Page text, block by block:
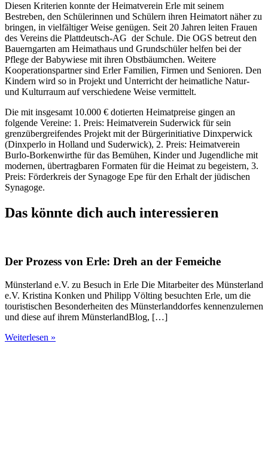
Diesen Kriterien konnte der Heimatverein Erle mit seinem
Bestreben, den Schülerinnen und Schülern ihren Heimatort näher zu
bringen, in vielfältiger Weise genügen. Seit 20 Jahren leiten Frauen
des Vereins die Plattdeutsch-AG der Schule. Die OGS betreut den
Bauerngarten am Heimathaus und Grundschüler helfen bei der
Pflege der Babywiese mit ihren Obstbäumchen. Weitere
Kooperationspartner sind Erler Familien, Firmen und Senioren. Den
Kindern wird so in Projekt und Unterricht der heimatliche Natur-
und Kulturraum auf verschiedene Weise vermittelt.
Die mit insgesamt 10.000 € dotierten Heimatpreise gingen an
folgende Vereine: 1. Preis: Heimatverein Suderwick für sein
grenzübergreifendes Projekt mit der Bürgerinitiative Dinxperwick
(Dinxperlo in Holland und Suderwick), 2. Preis: Heimatverein
Burlo-Borkenwirthe für das Bemühen, Kinder und Jugendliche mit
modernen, übertragbaren Formaten für die Heimat zu begeistern, 3.
Preis: Förderkreis der Synagoge Epe für den Erhalt der jüdischen
Synagoge.
Das könnte dich auch interessieren
Der Prozess von Erle: Dreh an der Femeiche
Münsterland e.V. zu Besuch in Erle Die Mitarbeiter des Münsterland
e.V. Kristina Konken und Philipp Völting besuchten Erle, um die
touristischen Besonderheiten des Münsterlanddorfes kennenzulernen
und diese auf ihrem MünsterlandBlog, […]
Weiterlesen »